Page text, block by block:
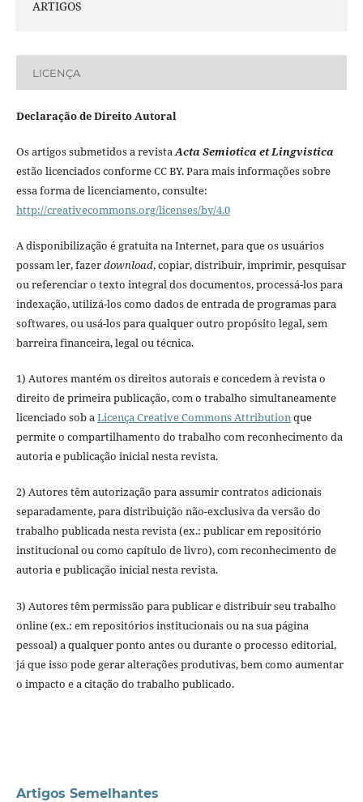
ARTIGOS
LICENÇA
Declaração de Direito Autoral
Os artigos submetidos a revistaActa Semiotica et Lingvistica
estão licenciados conforme CC BY. Para mais informações sobre
essa forma de licenciamento, consulte:
http://creativecommons.org/licenses/by/4.0
A disponibilização é gratuita na Internet, para que os usuários
possam ler, fazerdownload, copiar, distribuir, imprimir, pesquisar
ou referenciar o texto integral dos documentos, processá-los para
indexação, utilizá-los como dados de entrada de programas para
softwares, ou usá-los para qualquer outro propósito legal, sem
barreira financeira, legal ou técnica.
1) Autores mantém os direitos autorais e concedem à revista o
direito de primeira publicação, com o trabalho simultaneamente
licenciado sob aLicença Creative Commons Attributionque
permite o compartilhamento do trabalho com reconhecimento da
autoria e publicação inicial nesta revista.
2) Autores têm autorização para assumir contratos adicionais
separadamente, para distribuição não-exclusiva da versão do
trabalho publicada nesta revista (ex.: publicar em repositório
institucional ou como capítulo de livro), com reconhecimento de
autoria e publicação inicial nesta revista.
3) Autores têm permissão para publicar e distribuir seu trabalho
online (ex.: em repositórios institucionais ou na sua página
pessoal) a qualquer ponto antes ou durante o processo editorial,
já que isso pode gerar alterações produtivas, bem como aumentar
o impacto e a citação do trabalho publicado.
Artigos Semelhantes